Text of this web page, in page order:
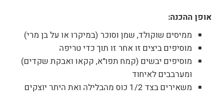
אופן ההכנה:
ממיסים שוקולד, שמן וסוכר (במיקרו או על בן מרי)
מוסיפים ביצים זו אחר זו תוך כדי טריפה
מוסיפים יבשים (קמח תפו"א, קקאו ואבקת שקדים)
ומערבבים לאיחוד
משאירים בצד 1/2 כוס מהבלילה ואת היתר יוצקים